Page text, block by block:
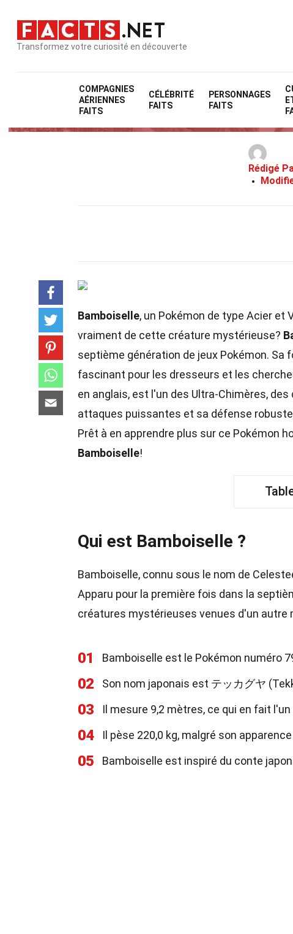
Transformez votre curiosité en découverte
COMPAGNIES
AÉRIENNES
FAITS
CÉLÉBRITÉ
FAITS
PERSONNAGES
FAITS
34
Rédigé
Bamboiselle, un Pokémon de type Acier et
vraiment de cette créature mystérieuse?
septième génération de jeux Pokémon.
fascinant pour les dresseurs et les
en anglais, est l'un des Ultra-Chimères,
attaques puissantes et sa défense
Prêt à en apprendre plus sur ce Pokémon
Bamboiselle!
Qui est Bamboiselle ?
Bamboiselle, connu sous le nom de
Apparu pour la première fois dans la
créatures mystérieuses venues d'un autre
01 Bamboiselle est le Pokémon numéro
02 Son nom japonais est テッカグヤ
03 Il mesure 9,2 mètres, ce qui en fait
04 Il pèse 220,0 kg, malgré son
05 Bamboiselle est inspiré du conte